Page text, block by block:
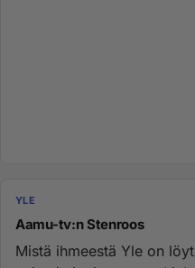
YLE
Aamu-tv:n Stenroos
Mistä ihmeestä Yle on